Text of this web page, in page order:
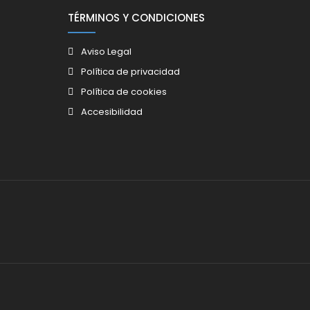
TÉRMINOS Y CONDICIONES
Aviso Legal
Política de privacidad
Política de cookies
Accesibilidad